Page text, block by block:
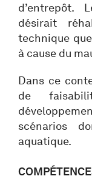
d’entrepôt.
désirait
technique
à cause du
Dans ce
de
scénarios
aquatique.